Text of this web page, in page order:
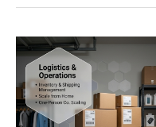
一
人
公
司
也